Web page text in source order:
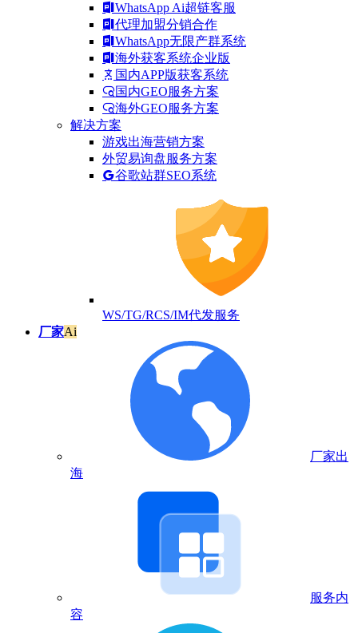
WhatsApp Ai超链客服
代理加盟分销合作
WhatsApp无限产群系统
海外获客系统企业版
国内APP版获客系统
国内GEO服务方案
海外GEO服务方案
解决方案
游戏出海营销方案
外贸易询盘服务方案
谷歌站群SEO系统
WS/TG/RCS/IM代发服务
厂家Ai
厂家出
海
服务内
容